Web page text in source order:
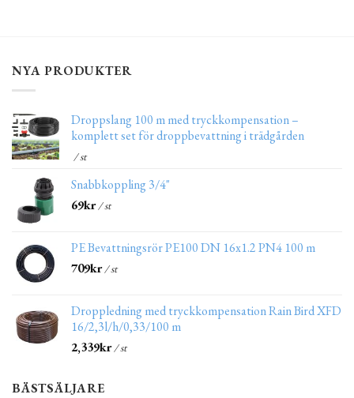
NYA PRODUKTER
Droppslang 100 m med tryckkompensation –
komplett set för droppbevattning i trädgården
/ st
Snabbkoppling 3/4"
69kr/ st
PE Bevattningsrör PE100 DN 16x1.2 PN4 100 m
709kr/ st
Droppledning med tryckkompensation Rain Bird XFD
16/2,3l/h/0,33/100 m
2,339kr/ st
BÄSTSÄLJARE